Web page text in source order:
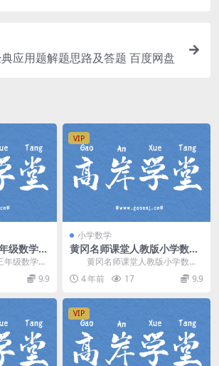
应用题解题思路及答题 百度网盘
级数学创
度网盘分
级数学创
盘分享小
9.9
VIP
小学数学
黄冈名师课堂人教版小学数学
二年级上册 百度网盘分享
黄冈名师课堂人教版小学数学
二年级上册，百度网盘分享小学人
教版数学课程2.70...
4 年前 17 9.9
VIP